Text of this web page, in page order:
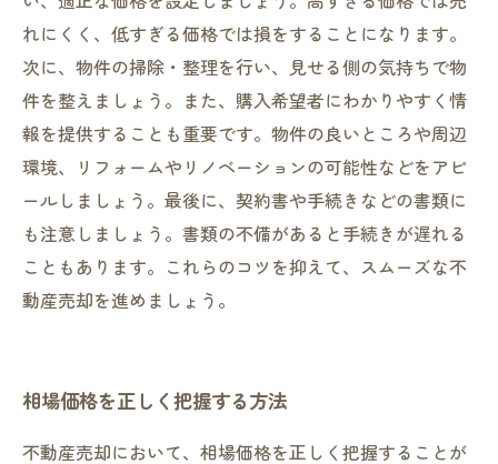
れにくく、低すぎる価格では損をすることになります。
次に、物件の掃除・整理を行い、見せる側の気持ちで物
件を整えましょう。また、購入希望者にわかりやすく情
報を提供することも重要です。物件の良いところや周辺
環境、リフォームやリノベーションの可能性などをアピ
ールしましょう。最後に、契約書や手続きなどの書類に
も注意しましょう。書類の不備があると手続きが遅れる
こともあります。これらのコツを抑えて、スムーズな不
動産売却を進めましょう。
相場価格を正しく把握する方法
不動産売却において、相場価格を正しく把握することが